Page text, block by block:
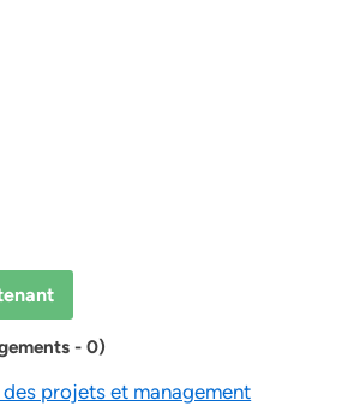
- 0)
projets et management